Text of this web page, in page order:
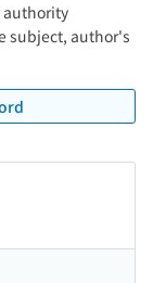
authority
subject, author's